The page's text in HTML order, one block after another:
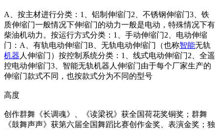
A、按主材进行分类：1、铝制伸缩门2、不锈钢伸缩门3、铁
质伸缩门一般情况下伸缩门的动力一般是电动，特殊情况下有
柴油机动力。按运行方式分类：1、手动伸缩门2、电动伸缩
门：A、有轨电动伸缩门B、无轨电动伸缩门（也称智能无轨
机器 人伸缩门）按控制系统分类：1、线式电动伸缩门2、全遥
控电动伸缩门3、智能无轨机器人伸缩门由于每个厂家生产的
伸缩门款式不同，也按款式分为不同的型号
高度
创作群舞《长调魂》、《读梁祝》获全国荷花奖铜奖；群舞
《鼓舞声声》获第六届全国舞蹈比赛创作金奖、表演金奖；独